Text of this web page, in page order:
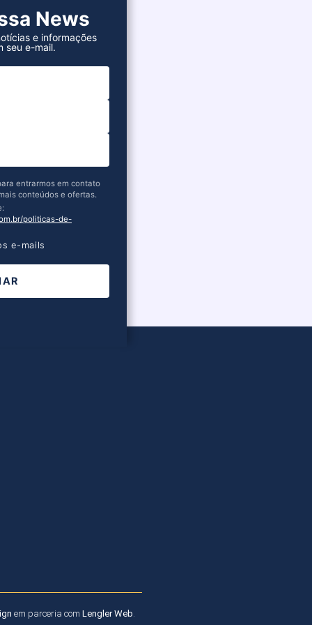
News
e informações
seu e-mail.
entrarmos em contato
conteúdos e ofertas.
politicas-de-
e-mails
em parceria com Lengler Web.​​